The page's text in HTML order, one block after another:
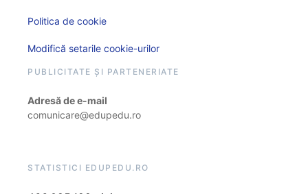
Politica de cookie
Modifică setarile cookie-urilor
PUBLICITATE ȘI PARTENERIATE
Adresă de e-mail
comunicare@edupedu.ro
STATISTICI EDUPEDU.RO